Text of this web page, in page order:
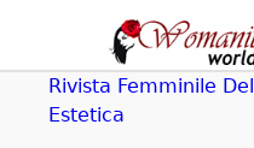
navigation
Rivista Femminile
Estetica